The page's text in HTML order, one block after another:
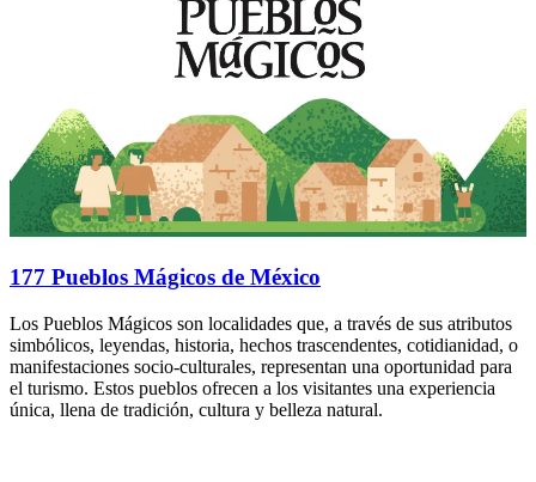
177 Pueblos Mágicos de México
Los Pueblos Mágicos son localidades que, a través de sus atributos
simbólicos, leyendas, historia, hechos trascendentes, cotidianidad, o
manifestaciones socio-culturales, representan una oportunidad para
el turismo. Estos pueblos ofrecen a los visitantes una experiencia
única, llena de tradición, cultura y belleza natural.